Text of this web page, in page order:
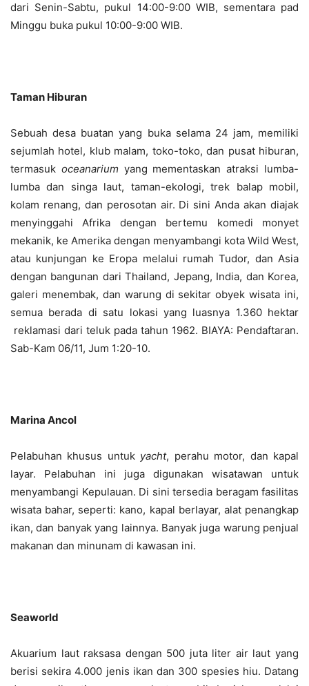
dari Senin-Sabtu, pukul 14:00-9:00 WIB, sementara pad
Minggu buka pukul 10:00-9:00 WIB.
Taman Hiburan
Sebuah desa buatan yang buka selama 24 jam, memiliki
sejumlah hotel, klub malam, toko-toko, dan pusat hiburan,
termasuk oceanariumyang mementaskan atraksi lumba-
lumba dan singa laut, taman-ekologi, trek balap mobil,
kolam renang, dan perosotan air. Di sini Anda akan diajak
menyinggahi Afrika dengan bertemu komedi monyet
mekanik, ke Amerika dengan menyambangi kota Wild West,
atau kunjungan ke Eropa melalui rumah Tudor, dan Asia
dengan bangunan dari Thailand, Jepang, India, dan Korea,
galeri menembak, dan warung di sekitar obyek wisata ini,
semua berada di satu lokasi yang luasnya 1.360 hektar
reklamasi dari teluk pada tahun 1962. BIAYA: Pendaftaran.
Sab-Kam 06/11, Jum 1:20-10.
Marina Ancol
Pelabuhan khusus untuk yacht, perahu motor, dan kapal
layar. Pelabuhan ini juga digunakan wisatawan untuk
menyambangi Kepulauan. Di sini tersedia beragam fasilitas
wisata bahar, seperti: kano, kapal berlayar, alat penangkap
ikan, dan banyak yang lainnya. Banyak juga warung penjual
makanan dan minunam di kawasan ini.
Seaworld
Akuarium laut raksasa dengan 500 juta liter air laut yang
berisi sekira 4.000 jenis ikan dan 300 spesies hiu. Datang